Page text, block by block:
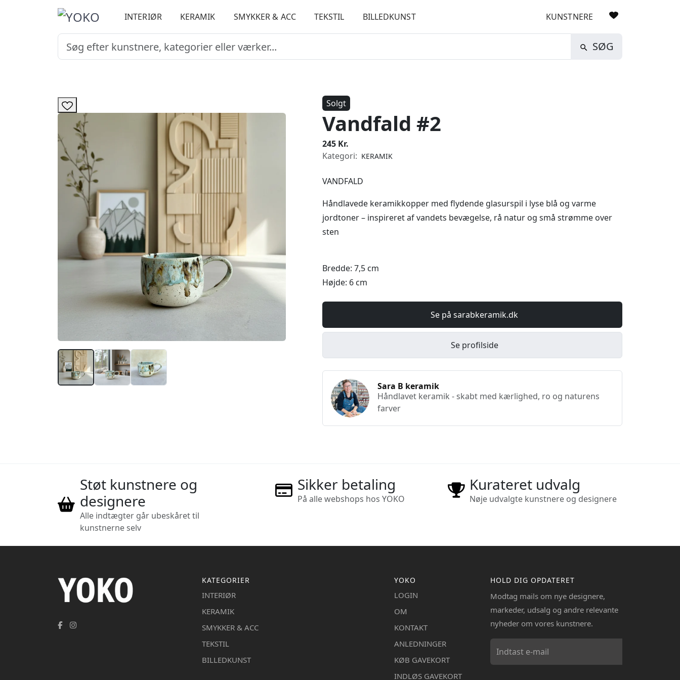
INTERIØR KERAMIK SMYKKER & ACC TEKSTIL BILLEDKUNST KUNSTNERE
SØG
Solgt
Vandfald #2
245 Kr.
Kategori: KERAMIK
VANDFALD
Håndlavede keramikkopper med flydende glasurspil i lyse blå og varme
jordtoner – inspireret af vandets bevægelse, rå natur og små strømme over
sten
Bredde: 7,5 cm
Højde: 6 cm
Se på sarabkeramik.dk
Se profilside
Sara B keramik
Håndlavet keramik - skabt med kærlighed, ro og naturens
farver
Støt kunstnere og
designere
Alle indtægter går ubeskåret til
kunstnerne selv
Sikker betaling
På alle webshops hos YOKO
Kurateret udvalg
Nøje udvalgte kunstnere og designere
KATEGORIER
INTERIØR
KERAMIK
SMYKKER & ACC
TEKSTIL
BILLEDKUNST
YOKO
LOGIN
OM
KONTAKT
ANLEDNINGER
KØB GAVEKORT
INDLØS GAVEKORT
HOLD DIG OPDATERET
Modtag mails om nye designere,
markeder, udsalg og andre relevante
nyheder om vores kunstnere.